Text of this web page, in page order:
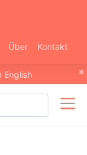
Über Kontakt
×
English